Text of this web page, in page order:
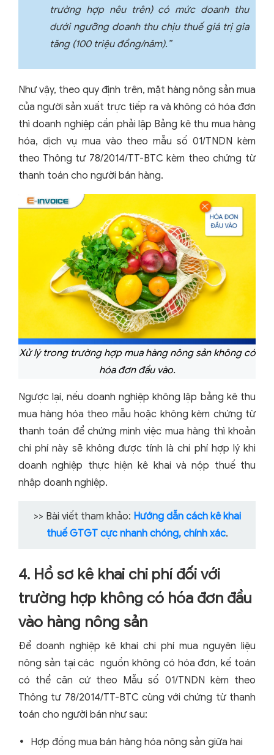
trường hợp nêu trên) có mức doanh thu
dưới ngưỡng doanh thu chịu thuế giá trị gia
tăng (100 triệu đồng/năm).”
Như vậy, theo quy định trên, mặt hàng nông sản mua
của người sản xuất trực tiếp ra và không có hóa đơn
thì doanh nghiệp cần phải lập Bảng kê thu mua hàng
hóa, dịch vụ mua vào theo mẫu số 01/TNDN kèm
theo Thông tư 78/2014/TT-BTC kèm theo chứng từ
thanh toán cho người bán hàng.
Xử lý trong trường hợp mua hàng nông sản không có
hóa đơn đầu vào.
Ngược lại, nếu doanh nghiệp không lập bảng kê thu
mua hàng hóa theo mẫu hoặc không kèm chứng từ
thanh toán để chứng minh việc mua hàng thì khoản
chi phí này sẽ không được tính là chi phí hợp lý khi
doanh nghiệp thực hiện kê khai và nộp thuế thu
nhập doanh nghiệp.
>> Bài viết tham khảo: Hướng dẫn cách kê khai
thuế GTGT cực nhanh chóng, chính xác.
4. Hồ sơ kê khai chi phí đối với
trường hợp không có hóa đơn đầu
vào hàng nông sản
Để doanh nghiệp kê khai chi phí mua nguyên liệu
nông sản tại các nguồn không có hóa đơn, kế toán
có thể căn cứ theo Mẫu số 01/TNDN kèm theo
Thông tư 78/2014/TT-BTC cùng với chứng từ thanh
toán cho người bán như sau:
Hợp đồng mua bán hàng hóa nông sản giữa hai